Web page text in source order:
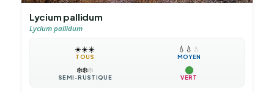
Lycium pallidum
Lycium pallidum
☀️☀️☀️
TOUS
💧 💧 💧
MOYEN
❄️❄️❄️
SEMI-RUSTIQUE VERT